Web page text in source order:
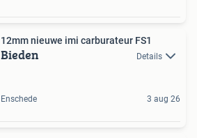
12mm nieuwe imi carburateur FS1
Bieden Details
Enschede 3 aug 26